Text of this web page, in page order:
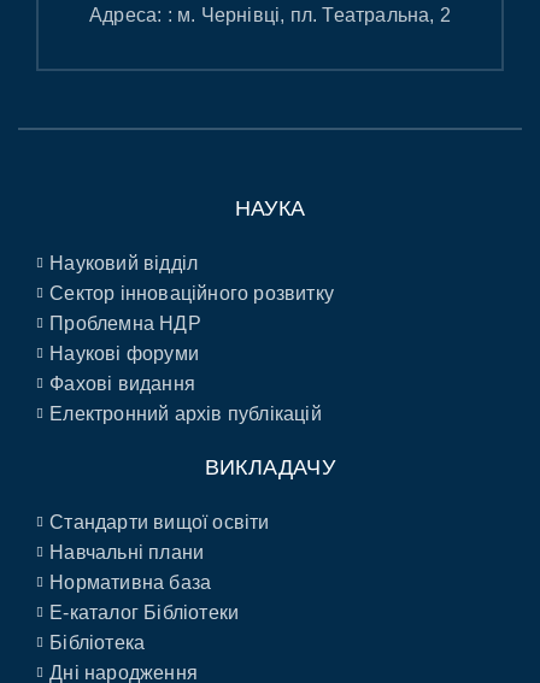
Адреса: : м. Чернівці, пл. Театральна, 2
НАУКА
Науковий відділ
Сектор інноваційного розвитку
Проблемна НДР
Наукові форуми
Фахові видання
Електронний архів публікацій
ВИКЛАДАЧУ
Стандарти вищої освіти
Навчальні плани
Нормативна база
E-каталог Бібліотеки
Бібліотека
Дні народження